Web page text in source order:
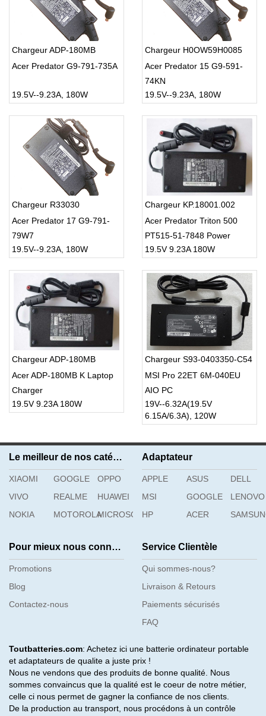
Chargeur ADP-180MB
Acer Predator G9-791-735A
19.5V--9.23A, 180W
Chargeur H0OW59H0085
Acer Predator 15 G9-591-
74KN
19.5V--9.23A, 180W
Chargeur R33030
Acer Predator 17 G9-791-
79W7
19.5V--9.23A, 180W
Chargeur KP.18001.002
Acer Predator Triton 500
PT515-51-7848 Power
Supply
19.5V 9.23A 180W
Chargeur ADP-180MB
Acer ADP-180MB K Laptop
Charger
19.5V 9.23A 180W
Chargeur S93-0403350-C54
MSI Pro 22ET 6M-040EU
AIO PC
19V--6.32A(19.5V
6.15A/6.3A), 120W
Le meilleur de nos catégories
XIAOMI GOOGLE
OPPO
VIVO
REALME
HUAWEI
NOKIA
MOTOROLAMICROSOFT
Adaptateur
APPLE ASUS
DELL
MSI
GOOGLE
LENOVO
HP
ACER
Pour mieux nous connaître
Promotions
Blog
Contactez-nous
Service Clientèle
Qui sommes-nous?
Livraison & Retours
Paiements sécurisés
FAQ
Toutbatteries.com: Achetez ici une batterie ordinateur portable
et adaptateurs de qualite a juste prix !
Nous ne vendons que des produits de bonne qualité. Nous
sommes convaincus que la qualité est le coeur de notre métier,
celle ci nous permet de gagner la confiance de nos clients.
De la production au transport, nous procédons à un contrôle